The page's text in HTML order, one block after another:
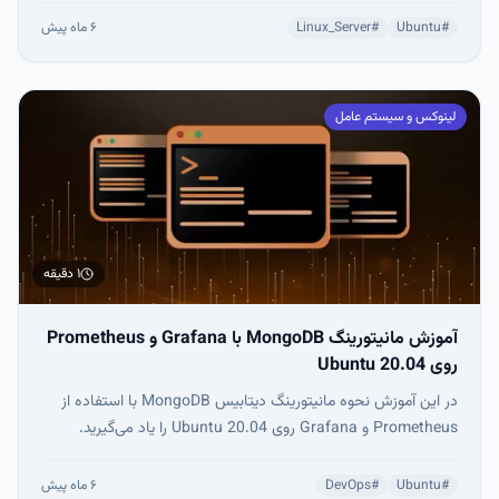
به‌صورت پیش‌فرض هیچ امنیتی فعال ندارد و فرض می‌کند در یک
#
Ubuntu
#
Linux_Server ۶ ماه پیش
لینوکس و سیستم عامل
۱ دقیقه
آموزش مانیتورینگ MongoDB با Grafana و Prometheus
روی Ubuntu 20.04
در این آموزش نحوه مانیتورینگ دیتابیس MongoDB با استفاده از
Prometheus و Grafana روی Ubuntu 20.04 را یاد می‌گیرید.
به Grafana و ساخت داشبورد حرفه‌ای برای بررسی لحظه‌ای عملکرد،
#
Ubuntu
#
DevOps ۶ ماه پیش